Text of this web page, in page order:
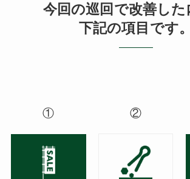
今回の巡回で改善した
下記の項目です。
① ②